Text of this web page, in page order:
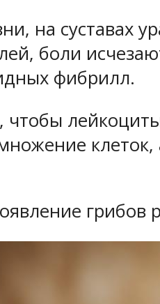
на суставах
боли
фибрилл.
грибов